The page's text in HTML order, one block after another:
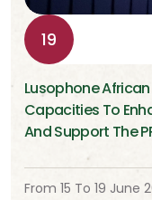
19
Lusophone
Capacities To
And Support The
From 15 To 19